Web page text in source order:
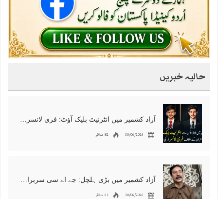
حالیہ خبریں
30/06/2026 82 مناظر
30/06/2026 61 مناظر